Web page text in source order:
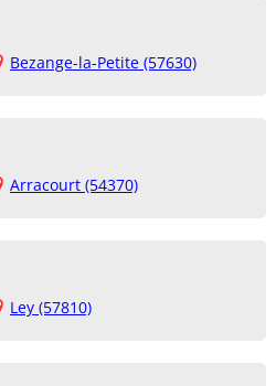
Bezange-la-Petite (57630)
Arracourt (54370)
Ley (57810)